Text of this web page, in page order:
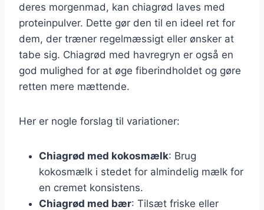
deres morgenmad, kan chiagrød laves med
proteinpulver. Dette gør den til en ideel ret for
dem, der træner regelmæssigt eller ønsker at
tabe sig. Chiagrød med havregryn er også en
god mulighed for at øge fiberindholdet og gøre
retten mere mættende.
Her er nogle forslag til variationer:
Chiagrød med kokosmælk: Brug
kokosmælk i stedet for almindelig mælk for
en cremet konsistens.
Chiagrød med bær: Tilsæt friske eller